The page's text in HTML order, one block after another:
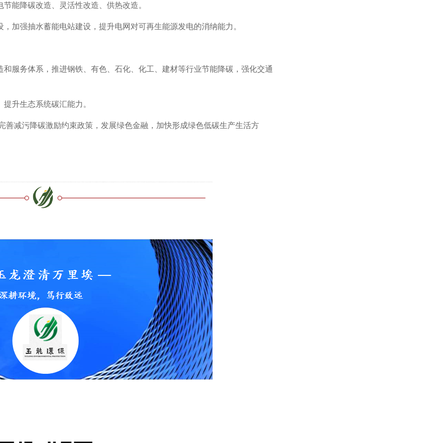
能降碳改造、灵活性改造、供热改造。
加强抽水蓄能电站建设，提升电网对可再生能源发电的消纳能力。
服务体系，推进钢铁、有色、石化、化工、建材等行业节能降碳，强化交通
升生态系统碳汇能力。
善减污降碳激励约束政策，发展绿色金融，加快形成绿色低碳生产生活方